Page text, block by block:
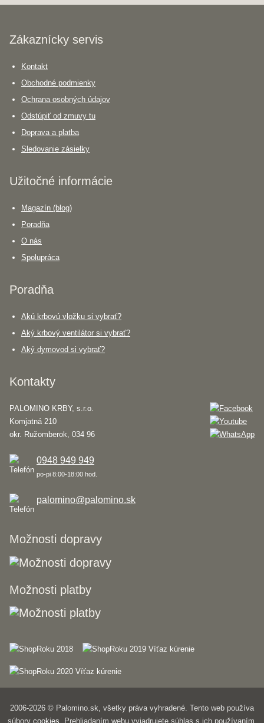
Zákaznícky servis
Kontakt
Obchodné podmienky
Ochrana osobných údajov
Odstúpiť od zmuvy tu
Doprava a platba
Sledovanie zásielky
Užitočné informácie
Magazín (blog)
Poradňa
O nás
Spolupráca
Poradňa
Akú krbovú vložku si vybrať?
Aký krbový ventilátor si vybrať?
Aký dymovod si vybrať?
Kontakty
PALOMINO KRBY, s.r.o.
Komjatná 210
okr. Ružomberok, 034 96
0948 949 949
po-pi 8:00-18:00 hod.
palomino@palomino.sk
Možnosti dopravy
Možnosti platby
2006-2026 © Palomino.sk, všetky práva vyhradené. Tento web používa
súbory cookies . Prehliadaním webu vyjadrujete súhlas s ich používaním.